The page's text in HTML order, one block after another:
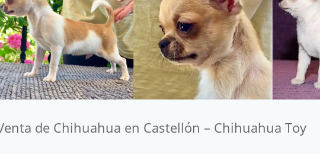
de Chihuahua en Castellón – Chihuahua Toy